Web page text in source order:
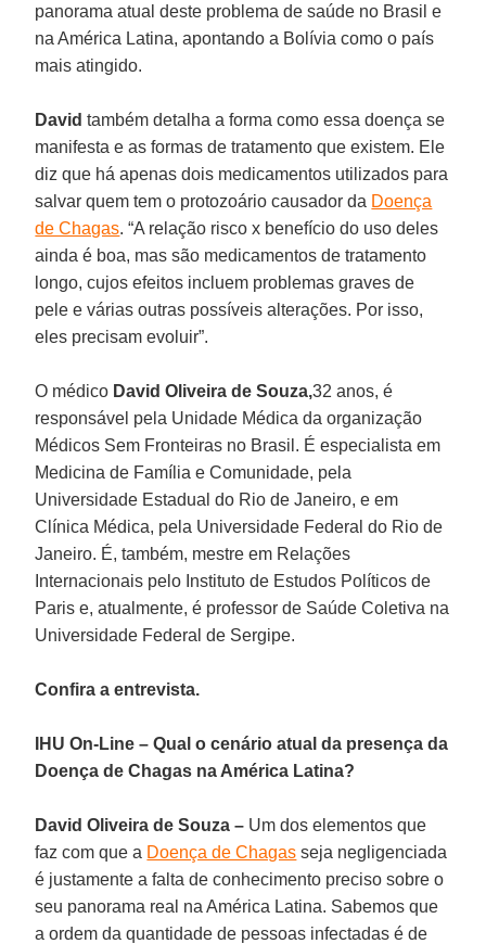
panorama atual deste problema de saúde no Brasil e
na América Latina, apontando a Bolívia como o país
mais atingido.
David também detalha a forma como essa doença se
manifesta e as formas de tratamento que existem. Ele
diz que há apenas dois medicamentos utilizados para
salvar quem tem o protozoário causador da Doença
de Chagas. “A relação risco x benefício do uso deles
ainda é boa, mas são medicamentos de tratamento
longo, cujos efeitos incluem problemas graves de
pele e várias outras possíveis alterações. Por isso,
eles precisam evoluir”.
O médico David Oliveira de Souza,32 anos, é
responsável pela Unidade Médica da organização
Médicos Sem Fronteiras no Brasil. É especialista em
Medicina de Família e Comunidade, pela
Universidade Estadual do Rio de Janeiro, e em
Clínica Médica, pela Universidade Federal do Rio de
Janeiro. É, também, mestre em Relações
Internacionais pelo Instituto de Estudos Políticos de
Paris e, atualmente, é professor de Saúde Coletiva na
Universidade Federal de Sergipe.
Confira a entrevista.
IHU On-Line – Qual o cenário atual da presença da
Doença de Chagas na América Latina?
David Oliveira de Souza – Um dos elementos que
faz com que a Doença de Chagas seja negligenciada
é justamente a falta de conhecimento preciso sobre o
seu panorama real na América Latina. Sabemos que
a ordem da quantidade de pessoas infectadas é de